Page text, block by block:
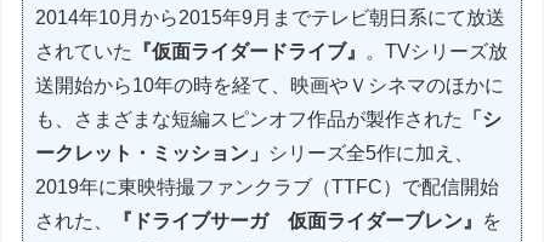
2014年10月から2015年9月までテレビ朝日系にて放送
されていた
『仮面ライダードライブ』
。TVシリーズ放
送開始から10年の時を経て、映画やＶシネマのほかに
も、さまざまな短編スピンオフ作品が製作された
「シ
ークレット・ミッション」
シリーズ全5作に加え、
2019年に東映特撮ファンクラブ（TTFC）で配信開始
された、
『ドライブサーガ 仮面ライダーブレン』
を